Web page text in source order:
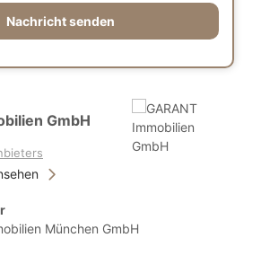
Nachricht senden
GmbH
München GmbH